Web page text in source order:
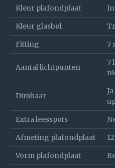
Kleur plafondplaat
Kleur glasbol
Fitting
7
Aantal lichtpunten
7
Dimbaar
Extra leesspots
Afmeting plafondplaat
Vorm plafondplaat